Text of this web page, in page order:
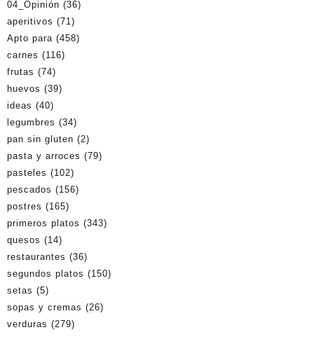
04_Opinión (36)
aperitivos (71)
Apto para (458)
carnes (116)
frutas (74)
huevos (39)
ideas (40)
legumbres (34)
pan sin gluten (2)
pasta y arroces (79)
pasteles (102)
pescados (156)
postres (165)
primeros platos (343)
quesos (14)
restaurantes (36)
segundos platos (150)
setas (5)
sopas y cremas (26)
verduras (279)